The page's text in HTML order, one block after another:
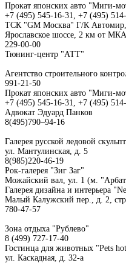
Прокат японских авто "Миги-
+7 (495) 545-16-31, +7 (495)
ТСК "GM Москва" Г/К
Ярославское шоссе, 2 км от
229-00-00
Тюнинг-центр "АТТ"
Агентство строительного
991-21-50
Прокат японских авто "Миги-
+7 (495) 545-16-31, +7 (495)
Адвокат Эдуард Панков
8(495)790–94-16
Галерея русской ледовой
ул. Мантулинская, д. 5
8(985)220-46-19
Рок-галерея "Зиг Заг"
Можайский вал, ул. 1 (м.
Галерея дизайна и интерьера
Малый Калужский пер., д. 2,
780-47-57
Зона отдыха "Рублево"
8 (499) 727-17-40
Гостинца для животных "Рets
ул. Каскадная, д. 32-а